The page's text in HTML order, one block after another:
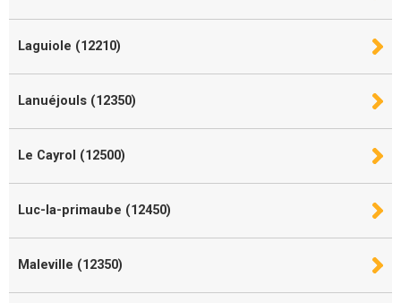
Laguiole (12210)
Lanuéjouls (12350)
Le Cayrol (12500)
Luc-la-primaube (12450)
Maleville (12350)